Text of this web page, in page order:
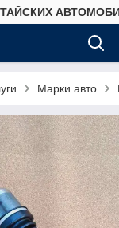
Марки авто